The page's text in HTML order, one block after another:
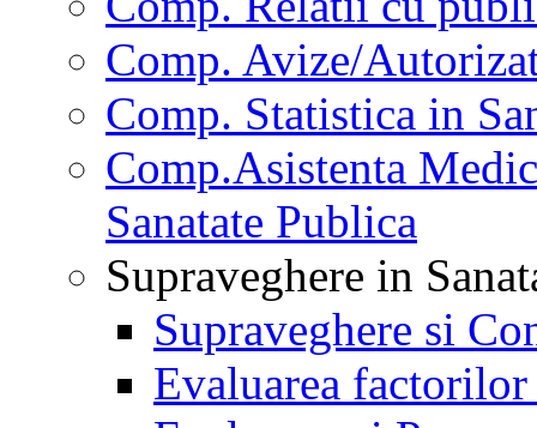
Comp. Avize/
Comp. Statistica in
Comp.Asistenta
Sanatate Publica
Supraveghere in
Supraveghere si
Evaluarea